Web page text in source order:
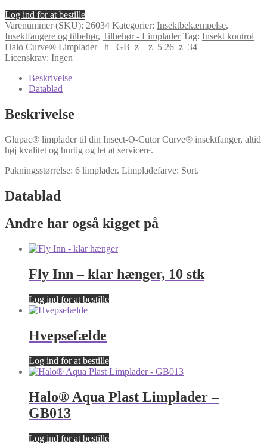
Log ind for at bestille
Varenummer (SKU): 26034 Kategorier: Insektbekæmpelse,
Insektfangere og tilbehør, Tilbehør - Limplader Tag: Insekt kontrol
Halo Curve® Limplader _h_ GB_z__z_5 26_z_34
Licenskrav: Ingen
Beskrivelse
Datablad
Beskrivelse
Glupac® limplader til din Insect-O-Cutor Curve® insektfanger, altid
høj kvalitet og hurtig og let at servicere.
Pakningsstørrelse: 6 limplader. Limpladefarve: Sort.
Datablad
Andre har også kigget på
Fly Inn – klar hænger, 10 stk
Log ind for at bestille
Hvepsefælde
Log ind for at bestille
Halo® Aqua Plast Limplader –
GB013
Log ind for at bestille